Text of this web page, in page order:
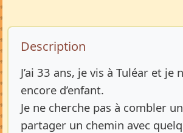
Description de
Description
J’ai 33 ans, je vis à Tuléar et je
encore d’enfant.
Je ne cherche pas à combler
partager un chemin avec